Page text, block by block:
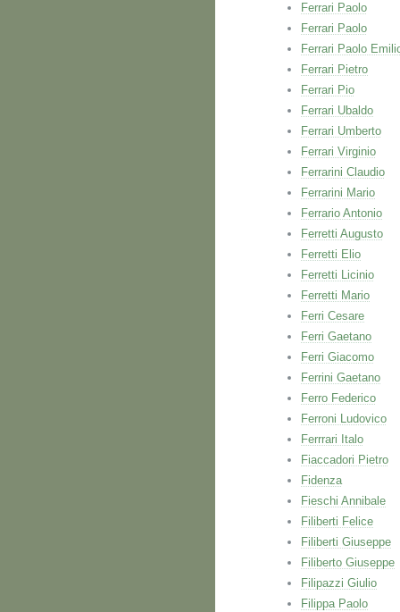
Ferrari Paolo
Ferrari Paolo
Ferrari Paolo
Ferrari Pietro
Ferrari Pio
Ferrari Ubaldo
Ferrari Umberto
Ferrari Virginio
Ferrarini Claudio
Ferrarini Mario
Ferrario Antonio
Ferretti Augusto
Ferretti Elio
Ferretti Licinio
Ferretti Mario
Ferri Cesare
Ferri Gaetano
Ferri Giacomo
Ferrini Gaetano
Ferro Federico
Ferroni Ludovico
Ferrrari Italo
Fiaccadori Pietro
Fidenza
Fieschi Annibale
Filiberti Felice
Filiberti Giuseppe
Filiberto Giuseppe
Filipazzi Giulio
Filippa Paolo